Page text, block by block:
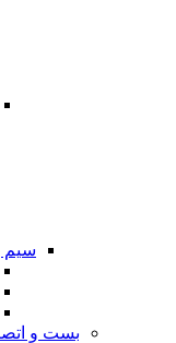
سیم
بست و